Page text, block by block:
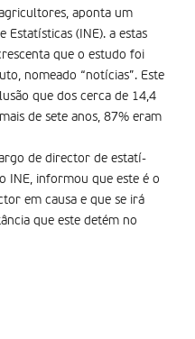
aponta um
(INE). a estas
que o estudo foi
nomeado “notícias”. Este
que dos cerca de 14,4
de sete anos, 87% eram
de director de estatí­
INE, informou que este é o
em causa e que se irá
que este detém no